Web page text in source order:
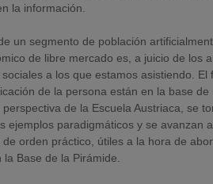
la información.
un segmento de población
de libre mercado es, a juicio de los
a los que estamos asistiendo. El
de la persona están en la base
de la Escuela Austriaca, se
ejemplos paradigmáticos y se avanzan
orden práctico, útiles a la hora de
Base de la Pirámide.